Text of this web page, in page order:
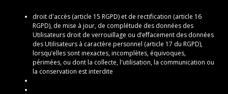
droit d'accès (article 15 RGPD) et de rectification (article 16
RGPD), de mise à jour, de complétude des données des
Utilisateurs droit de verrouillage ou d’effacement des données
des Utilisateurs à caractère personnel (article 17 du RGPD),
lorsqu’elles sont inexactes, incomplètes, équivoques,
périmées, ou dont la collecte, l'utilisation, la communication ou
la conservation est interdite